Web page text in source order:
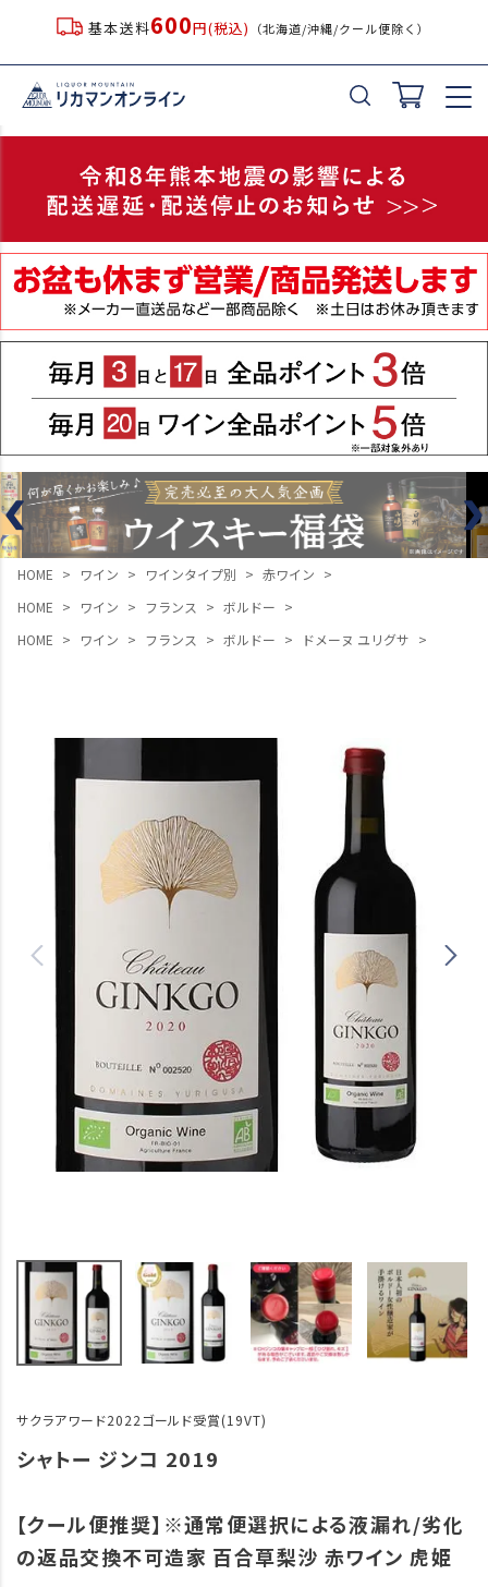
基本送料600円(税込) （北海道/沖縄/クール便除く）
HOME ワイン ワインタイプ別
赤ワイン
HOME
ワイン フランス
ボルドー
HOME
ワイン フランス ボルドー ドメーヌ ユリグサ
サクラアワード2022ゴールド受賞(19VT)
シャトー ジンコ 2019
【クール便推奨】※通常便選択による液漏れ/劣化
の返品交換不可造家 百合草梨沙 赤ワイン 虎姫